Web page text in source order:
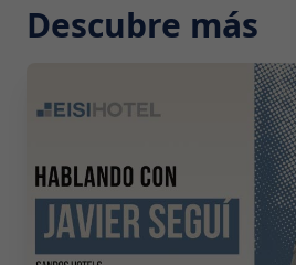
Descubre más
2026-07-29 10:00:00